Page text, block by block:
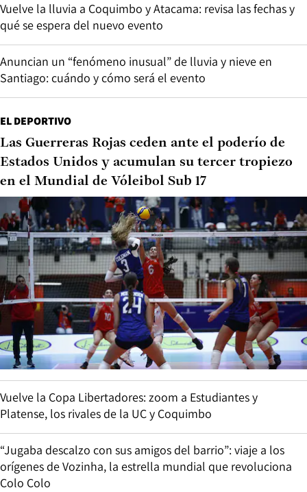
Vuelve la lluvia a Coquimbo y Atacama: revisa las fechas y
qué se espera del nuevo evento
Anuncian un “fenómeno inusual” de lluvia y nieve en
Santiago: cuándo y cómo será el evento
EL DEPORTIVO
Las Guerreras Rojas ceden ante el poderío de
Estados Unidos y acumulan su tercer tropiezo
en el Mundial de Vóleibol Sub 17
Vuelve la Copa Libertadores: zoom a Estudiantes y
Platense, los rivales de la UC y Coquimbo
“Jugaba descalzo con sus amigos del barrio”: viaje a los
orígenes de Vozinha, la estrella mundial que revoluciona
Colo Colo